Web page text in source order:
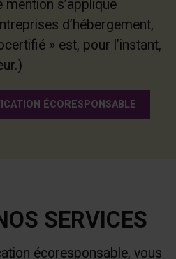
s’applique
d’hébergement,
» est, pour l’instant,
ÉCORESPONSABLE
SERVICES
écoresponsable, vous